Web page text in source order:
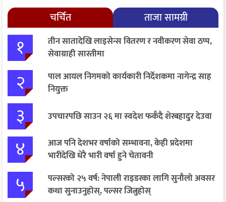
चर्चित ताजा सामग्री
१
तीन सातादेखि लाइसेन्स वितरण र नवीकरण सेवा ठप्प,
सेवाग्राही सास्तीमा
२
पाल आयल निगमको कार्यकारी निर्देशकमा नागेन्द्र साह
नियुक्त
३ उपचारपछि साउन २६ मा स्वदेश फर्कँदै शेरबहादुर देउवा
४
आज पनि देशभर वर्षाको सम्भावना, केही प्रदेशमा
भारीदेखि धेरै भारी वर्षा हुने चेतावनी
५
पल्सरको २५ वर्ष: नेपाली राइडरका लागि सुनौलो अवसर
कथा सुनाउनुहोस्, पल्सर जित्नुहोस्